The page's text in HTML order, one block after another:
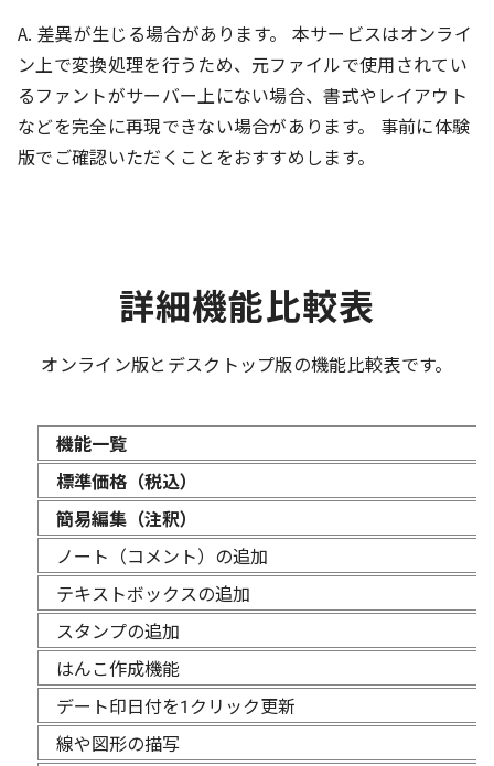
A. 差異が生じる場合があります。 本サービスはオンライ
ン上で変換処理を行うため、元ファイルで使用されてい
るファントがサーバー上にない場合、書式やレイアウト
などを完全に再現できない場合があります。 事前に体験
版でご確認いただくことをおすすめします。
詳細機能比較表
機能一覧
標準価格（税込）
簡易編集（注釈）
ノート（コメント）の追加
テキストボックスの追加
スタンプの追加
はんこ作成機能
デート印日付を1クリック更新
線や図形の描写
オンライン版とデスクトップ版の機能比較表です。